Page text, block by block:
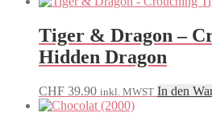
Tiger & Dragon –
Hidden Dragon
CHF 39.90 inkl. MWST In den